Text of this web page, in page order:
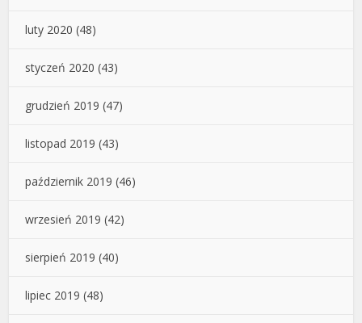
luty 2020 (48)
styczeń 2020 (43)
grudzień 2019 (47)
listopad 2019 (43)
październik 2019 (46)
wrzesień 2019 (42)
sierpień 2019 (40)
lipiec 2019 (48)